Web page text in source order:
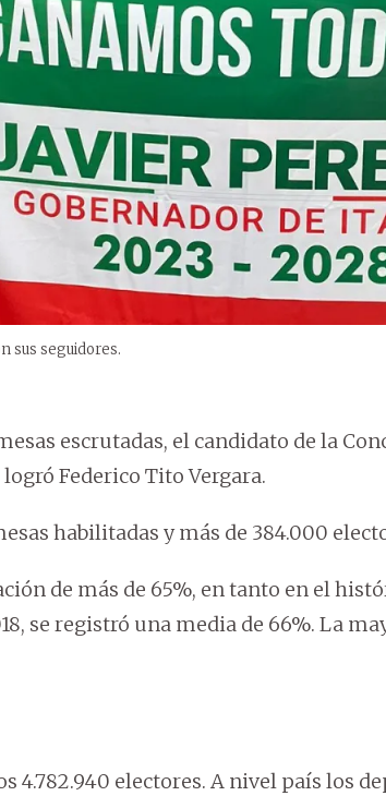
sus seguidores.
escrutadas, el candidato de la
Federico Tito Vergara.
habilitadas y más de 384.000
de más de 65%, en tanto en el
se registró una media de 66%. La
4.782.940 electores. A nivel país los